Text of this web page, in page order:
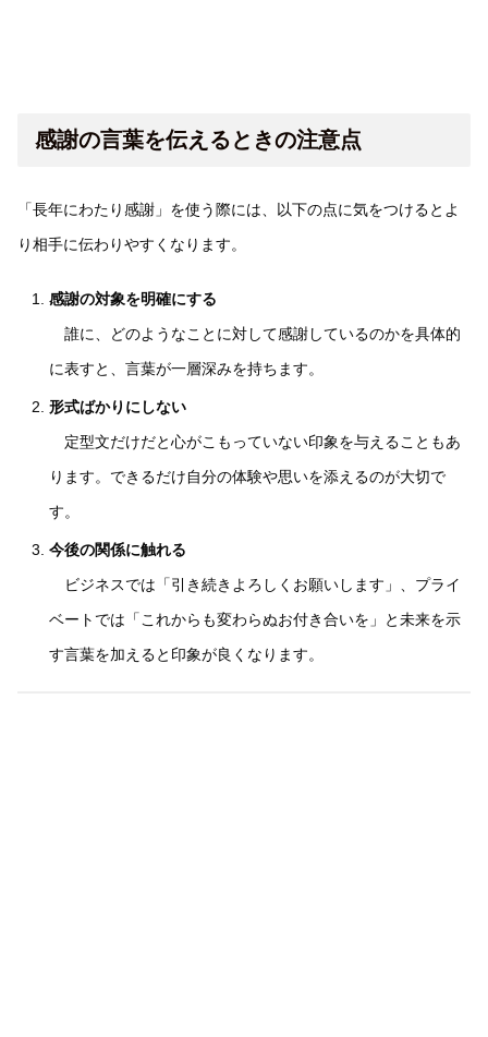
感謝の言葉を伝えるときの注意点
「長年にわたり感謝」を使う際には、以下の点に気をつけるとよ
り相手に伝わりやすくなります。
感謝の対象を明確にする
誰に、どのようなことに対して感謝しているのかを具体的
に表すと、言葉が一層深みを持ちます。
形式ばかりにしない
定型文だけだと心がこもっていない印象を与えることもあ
ります。できるだけ自分の体験や思いを添えるのが大切で
す。
今後の関係に触れる
ビジネスでは「引き続きよろしくお願いします」、プライ
ベートでは「これからも変わらぬお付き合いを」と未来を示
す言葉を加えると印象が良くなります。